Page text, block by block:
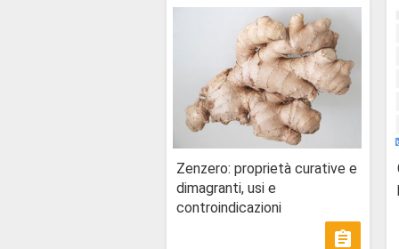
Zenzero: proprietà curative e
dimagranti, usi e
controindicazioni